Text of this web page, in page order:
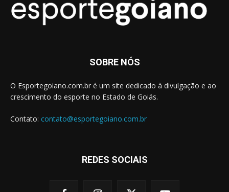
SOBRE NÓS
O Esportegoiano.com.br é um site dedicado à divulgação e ao
crescimento do esporte no Estado de Goiás.
Contato: contato@esportegoiano.com.br
REDES SOCIAIS